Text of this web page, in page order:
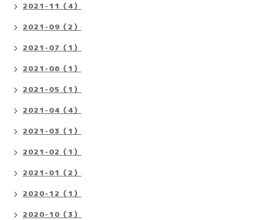
2021-11（4）
2021-09（2）
2021-07（1）
2021-06（1）
2021-05（1）
2021-04（4）
2021-03（1）
2021-02（1）
2021-01（2）
2020-12（1）
2020-10（3）